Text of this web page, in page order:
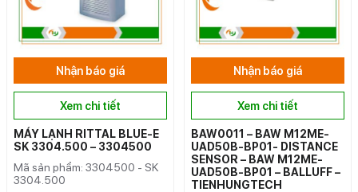
Nhận báo giá
Xem chi tiết
MÁY LẠNH RITTAL BLUE-E
SK 3304.500 – 3304500
Mã sản phẩm: 3304500 - SK
3304.500
Nhận báo giá
Xem chi tiết
BAW0011 – BAW M12ME-
UAD50B-BP01- DISTANCE
SENSOR – BAW M12ME-
UAD50B-BP01 – BALLUFF –
TIENHUNGTECH